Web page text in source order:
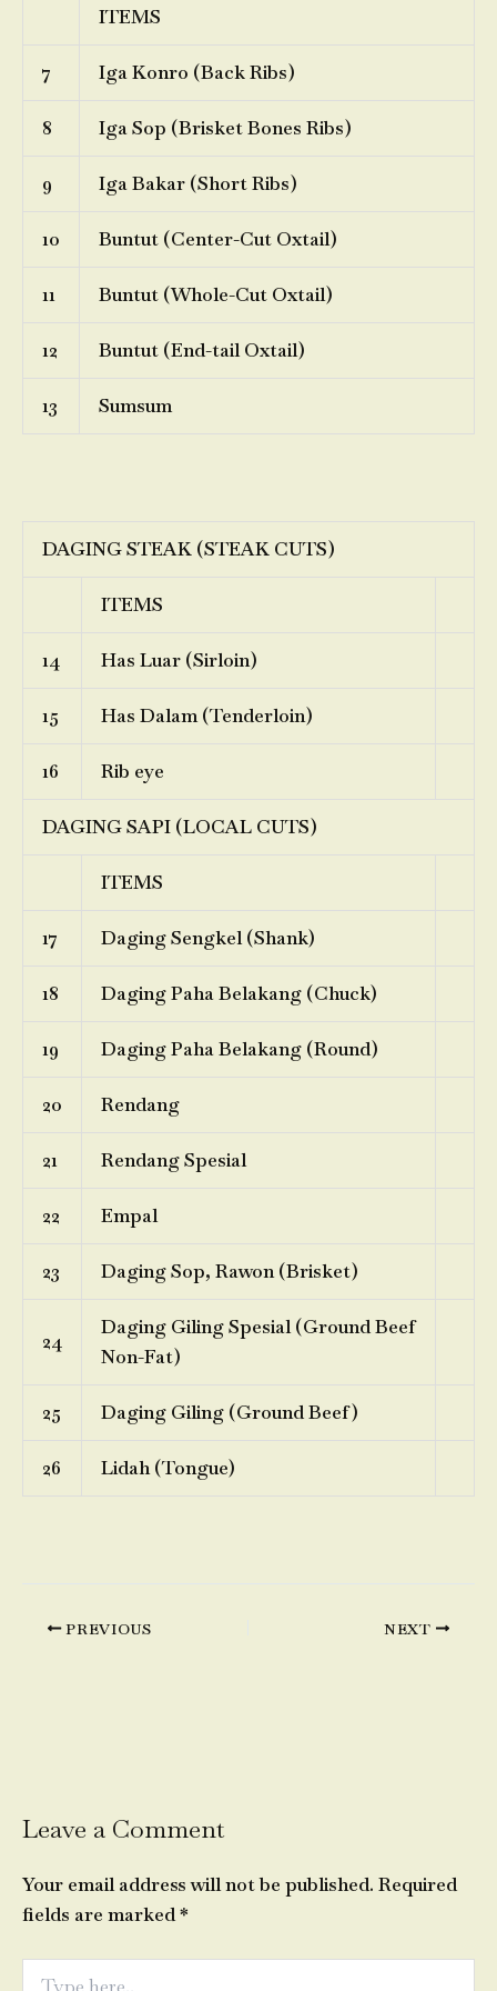
ITEMS
7 Iga Konro (Back Ribs)
8 Iga Sop (Brisket Bones Ribs)
9 Iga Bakar (Short Ribs)
10 Buntut (Center-Cut Oxtail)
11 Buntut (Whole-Cut Oxtail)
12 Buntut (End-tail Oxtail)
13 Sumsum
DAGING STEAK (STEAK CUTS)
ITEMS
14 Has Luar (Sirloin)
15 Has Dalam (Tenderloin)
16 Rib eye
DAGING SAPI (LOCAL CUTS)
ITEMS
17 Daging Sengkel (Shank)
18 Daging Paha Belakang (Chuck)
19 Daging Paha Belakang (Round)
20 Rendang
21 Rendang Spesial
22 Empal
23 Daging Sop, Rawon (Brisket)
24
Daging Giling Spesial (Ground Beef
Non-Fat)
25 Daging Giling (Ground Beef)
26 Lidah (Tongue)
PREVIOUS NEXT
Leave a Comment
Your email address will not be published. Required
fields are marked*